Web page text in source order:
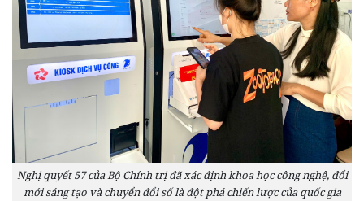
Nghị quyết 57 của Bộ Chính trị đã xác định khoa học công nghệ, đổi
mới sáng tạo và chuyển đổi số là đột phá chiến lược của quốc gia